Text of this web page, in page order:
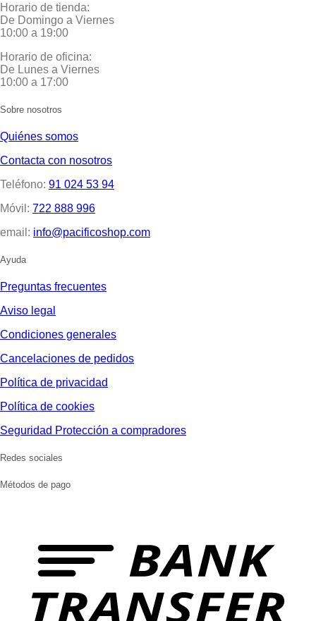
Horario de tienda:
De Domingo a Viernes
10:00 a 19:00
Horario de oficina:
De Lunes a Viernes
10:00 a 17:00
Sobre nosotros
Quiénes somos
Contacta con nosotros
Teléfono: 91 024 53 94
Móvil: 722 888 996
email: info@pacificoshop.com
Ayuda
Preguntas frecuentes
Aviso legal
Condiciones generales
Cancelaciones de pedidos
Política de privacidad
Política de cookies
Seguridad Protección a compradores
Redes sociales
Métodos de pago